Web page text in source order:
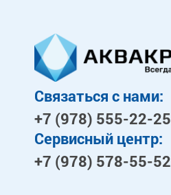
Связаться с нами:
+7 (978) 555-22-25
Сервисный центр:
+7 (978) 578-55-52